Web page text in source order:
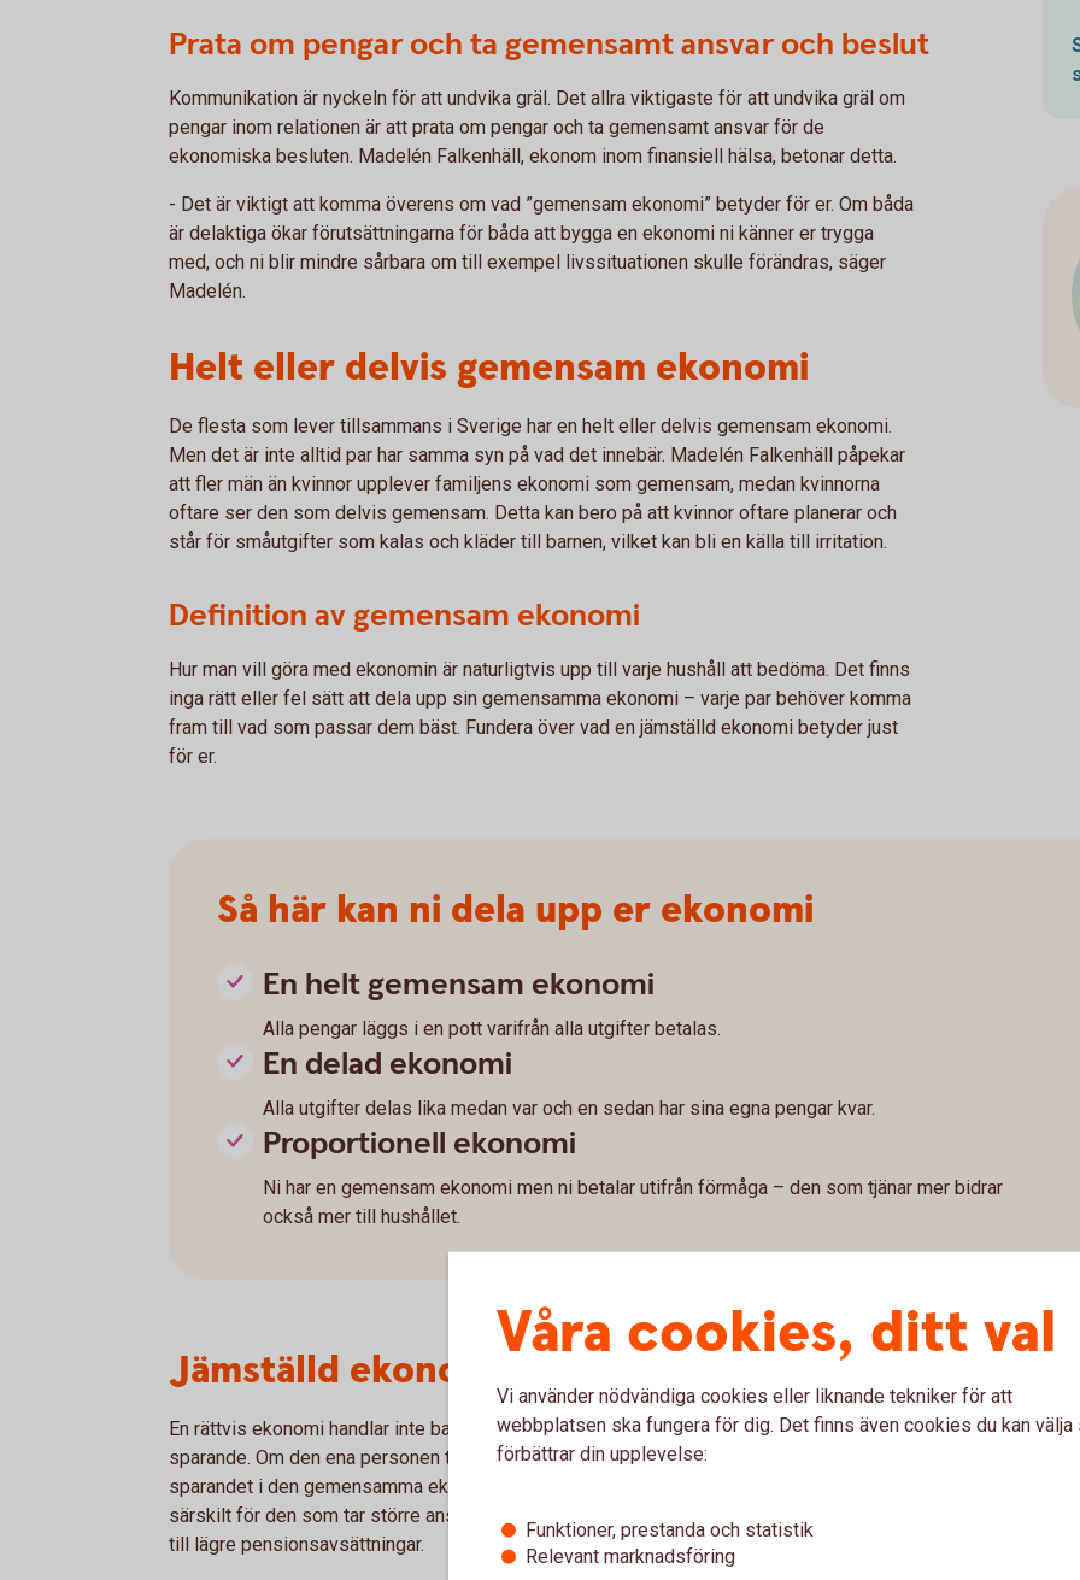
Prata om pengar och ta gemensamt ansvar och beslut
Kommunikation är nyckeln för att undvika gräl. Det allra viktigaste för att undvika gräl om
pengar inom relationen är att prata om pengar och ta gemensamt ansvar för de
ekonomiska besluten. Madelén Falkenhäll, ekonom inom finansiell hälsa, betonar detta.
- Det är viktigt att komma överens om vad ”gemensam ekonomi” betyder för er. Om båda
är delaktiga ökar förutsättningarna för båda att bygga en ekonomi ni känner er trygga
med, och ni blir mindre sårbara om till exempel livssituationen skulle förändras, säger
Madelén.
Helt eller delvis gemensam ekonomi
De flesta som lever tillsammans i Sverige har en helt eller delvis gemensam ekonomi.
Men det är inte alltid par har samma syn på vad det innebär. Madelén Falkenhäll påpekar
att fler män än kvinnor upplever familjens ekonomi som gemensam, medan kvinnorna
oftare ser den som delvis gemensam. Detta kan bero på att kvinnor oftare planerar och
står för småutgifter som kalas och kläder till barnen, vilket kan bli en källa till irritation.
Definition av gemensam ekonomi
Hur man vill göra med ekonomin är naturligtvis upp till varje hushåll att bedöma. Det finns
inga rätt eller fel sätt att dela upp sin gemensamma ekonomi – varje par behöver komma
fram till vad som passar dem bäst. Fundera över vad en jämställd ekonomi betyder just
för er.
Så här kan ni dela upp er ekonomi
En helt gemensam ekonomi
Alla pengar läggs i en pott varifrån alla utgifter betalas.
En delad ekonomi
Alla utgifter delas lika medan var och en sedan har sina egna pengar kvar.
Proportionell ekonomi
Ni har en gemensam ekonomi men ni betalar utifrån förmåga – den som tjänar mer bidrar
också mer till hushållet.
Jämställd ekonomi på sikt
En rättvis ekonomi handlar inte bara om balansen varje månad utan även om långsiktigt
sparande. Om den ena personen tjänar mer än den andra kan det vara klokt att räkna in
sparandet i den gemensamma ekonomin. Inte minst gäller detta pensionssparande,
särskilt för den som tar större ansvar för föräldraledighet eller arbetar deltid vilket leder
till lägre pensionsavsättningar.
Våra cookies, ditt val
Vi använder nödvändiga cookies eller liknande tekniker för att
webbplatsen ska fungera för dig. Det finns även cookies du kan välja
förbättrar din upplevelse:
Funktioner, prestanda och statistik
Relevant marknadsföring